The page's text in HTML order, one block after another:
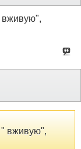
вживую",
" вживую",